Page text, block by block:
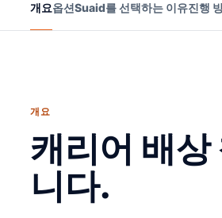
개요옵션Suaid를 선택하는 이유진행
개요
캐리어 배상
니다.